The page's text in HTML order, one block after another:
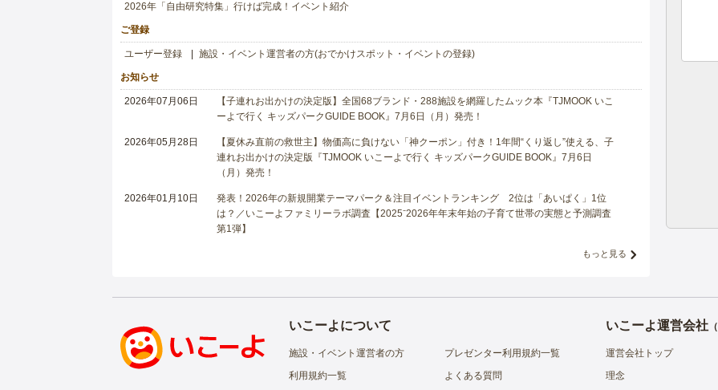
2026年「自由研究特集」行けば完成！イベント紹介
ご登録
ユーザー登録 施設・イベント運営者の方(おでかけスポット・イベントの登録)
お知らせ
2026年07月06日
【子連れお出かけの決定版】全国68ブランド・288施設を網羅したムック本『TJMOOK いこ
ーよで行く キッズパークGUIDE BOOK』7月6日（月）発売！
2026年05月28日
【夏休み直前の救世主】物価高に負けない「神クーポン」付き！1年間“くり返し”使える、子
連れお出かけの決定版『TJMOOK いこーよで行く キッズパークGUIDE BOOK』7月6日
（月）発売！
2026年01月10日
発表！2026年の新規開業テーマパーク＆注目イベントランキング 2位は「あいぱく」1位
は？／いこーよファミリーラボ調査【2025⁻2026年年末年始の子育て世帯の実態と予測調査
第1弾】
もっと見る
いこーよについて
施設・イベント運営者の方
プレゼンター利用規約一覧
利用規約一覧
よくある質問
いこーよ運営会社（
運営会社トップ
理念